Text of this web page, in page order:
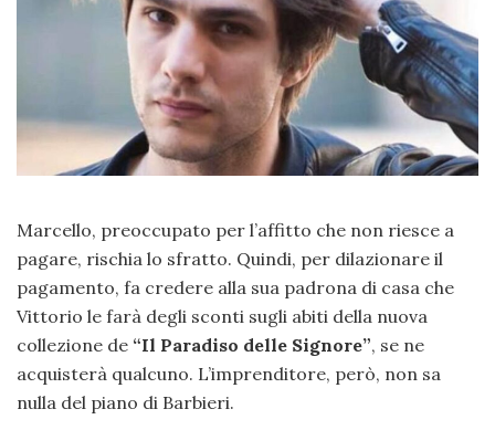
Marcello, preoccupato per l’affitto che non riesce a
pagare, rischia lo sfratto. Quindi, per dilazionare il
pagamento, fa credere alla sua padrona di casa che
Vittorio le farà degli sconti sugli abiti della nuova
collezione de “Il Paradiso delle Signore”, se ne
acquisterà qualcuno. L’imprenditore, però, non sa
nulla del piano di Barbieri.